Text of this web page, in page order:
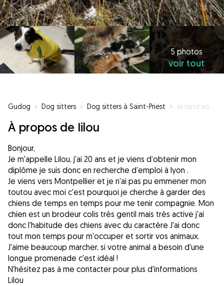
5 photos
voir tout
Gudog » Dog sitters » Dog sitters à Saint-Priest » Je rend vos service à vos petits protégés avec amour
À propos de Iilou
Bonjour,
Je m'appelle Lilou, j'ai 20 ans et je viens d’obtenir mon
diplôme je suis donc en recherche d’emploi à lyon .
Je viens vers Montpellier et je n'ai pas pu emmener mon
toutou avec moi c'est pourquoi je cherche à garder des
chiens de temps en temps pour me tenir compagnie. Mon
chien est un brodeur colis très gentil mais très active j'ai
donc l'habitude des chiens avec du caractère J'ai donc
tout mon temps pour m'occuper et sortir vos animaux.
J'aime beaucoup marcher, si votre animal a besoin d'une
longue promenade c'est idéal !
N'hésitez pas à me contacter pour plus d'informations
Lilou